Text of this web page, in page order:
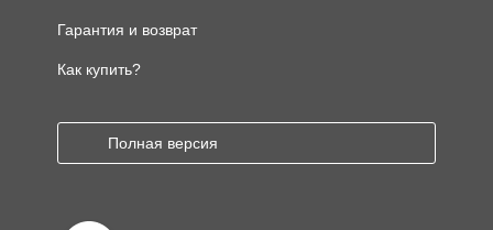
Гарантия и возврат
Как купить?
Полная версия